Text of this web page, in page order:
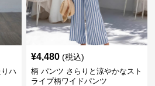
ハ
¥4,480 (税込)
柄 パンツ さらりと涼やかなスト
ライプ柄ワイドパンツ